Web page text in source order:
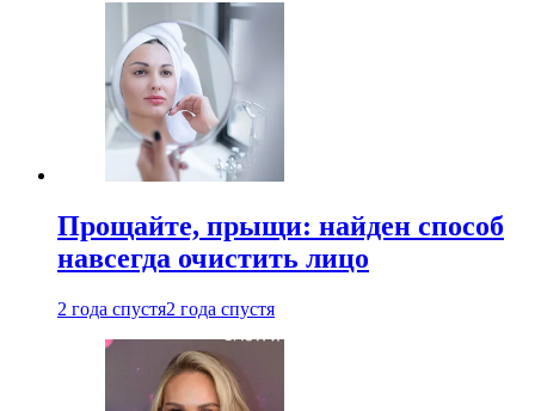
Прощайте, прыщи: найден способ
навсегда очистить лицо
2 года спустя2 года спустя